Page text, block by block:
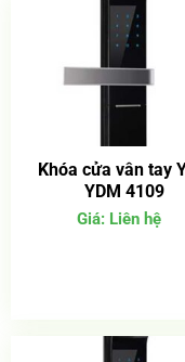
Khóa cửa vân tay
YDM 4109
Giá: Liên hệ